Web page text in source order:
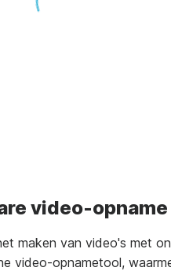
video-opname
maken van video's met
video-opnametool,